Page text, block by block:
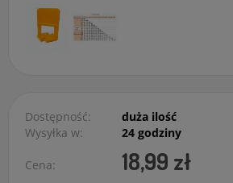
Dostępność:
duża ilość
Wysyłka w:
24 godziny
Cena: 18,99 zł